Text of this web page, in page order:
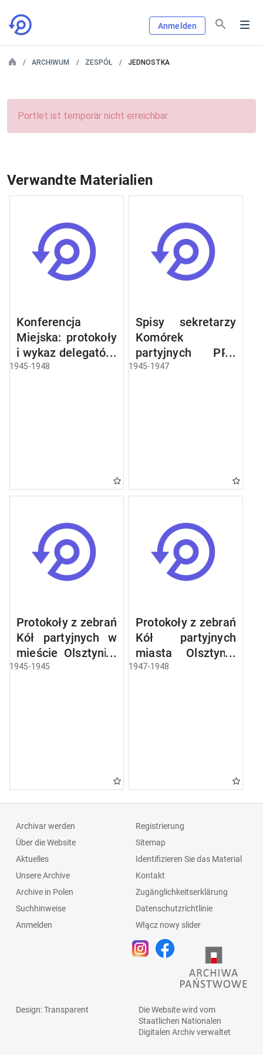
Anmelden
ARCHIWUM ZESPÓŁ JEDNOSTKA
Portlet ist temporär nicht erreichbar.
Verwandte Materialien
Konferencja
Miejska: protokoły
i wykaz delegatów,
sprawozdania,
1945-1948
Spisy sekretarzy
Komórek
partyjnych PPR
miasta Olsztyna
1945-1947
Protokoły z zebrań
Kół partyjnych w
mieście Olsztynie:
Centrala
Wojskowa Nr
4648, miejskie
Zakłady
Komunikacyjne,
Urząd
Powszechny Dom
Towarowy, PWM-
Metalowiec,
Rzeźnia Miejska,
1945-1945
Protokoły z zebrań
Kół partyjnych
miasta Olsztyna:
Centrala
Zakłady Ceramiki
Czerownej, PPB,
Polska Agencja
Drewna (Pagad),
Zakłady
Miasta, Związek
Zawodowy
Pracowników
Rolnych
1947-1948
Archivar werden
Über die Website
Aktuelles
Unsere Archive
Archive in Polen
Suchhinweise
Anmelden
Registrierung
Sitemap
Identifizieren Sie das Material
Kontakt
Zugänglichkeitserklärung
Datenschutzrichtlinie
Włącz nowy slider
Design: Transparent
Die Website wird vom
Staatlichen Nationalen
Digitalen Archivverwaltet